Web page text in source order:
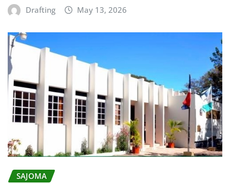
Drafting May 13, 2026
SAJOMA